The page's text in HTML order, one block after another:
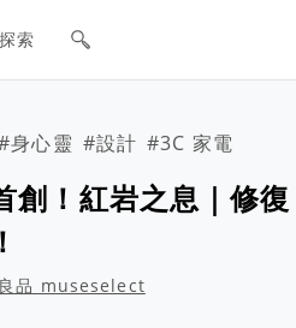
航欄
探索
身心靈 #設計 #3C 家電
創！紅岩之息｜修
品 museselect